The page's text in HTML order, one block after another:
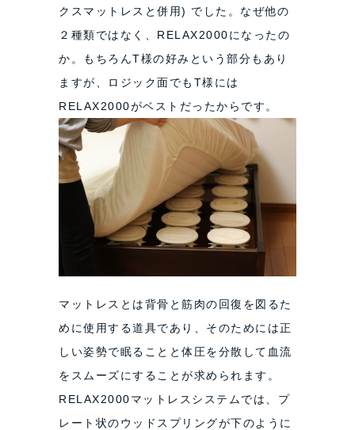
クスマットレスと併用) でした。なぜ他の
２種類ではなく、RELAX2000になったの
か。もちろんT様の好みという部分もあり
ますが、ロジック面でもT様には
RELAX2000がベストだったからです。
マットレスとは背骨と筋肉の回復を図るた
めに使用する道具であり、そのためには正
しい姿勢で眠ることと体圧を分散して血流
をスムーズにすることが求められます。
RELAX2000マットレスシステムでは、プ
レート状のウッドスプリングが下のように